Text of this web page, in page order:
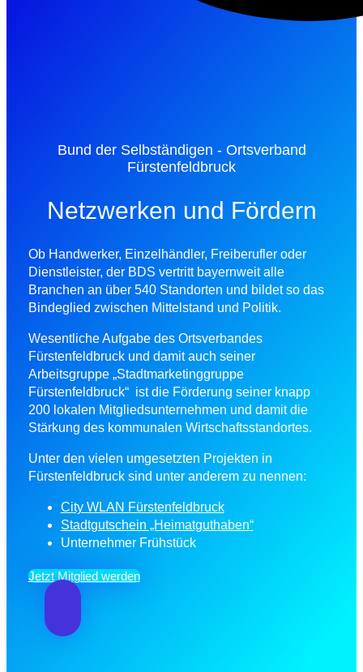
Bund der Selbständigen - Ortsverband
Fürstenfeldbruck
Netzwerken und Fördern
Ob Handwerker, Einzelhändler, Freiberufler oder
Dienstleister, der BDS vertritt bayernweit alle
Branchen an über 540 Standorten und bildet so das
Bindeglied zwischen Mittelstand und Politik.
Wesentliche Aufgabe des Ortsverbandes
Fürstenfeldbruck und damit auch seiner
Arbeitsgruppe „Stadtmarketinggruppe
Fürstenfeldbruck“ ist die Förderung seiner knapp
200 lokalen Mitgliedsunternehmen und damit die
Stärkung des kommunalen Wirtschaftsstandortes.
Unter den vielen umgesetzten Projekten in
Fürstenfeldbruck sind unter anderem zu nennen:
City WLAN Fürstenfeldbruck
Stadtgutschein „Heimatguthaben“
Unternehmer Frühstück
Jetzt Mitglied werden